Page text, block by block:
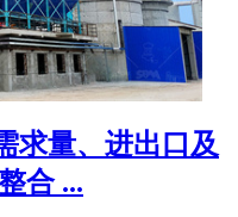
求量、进出口及
合 ...